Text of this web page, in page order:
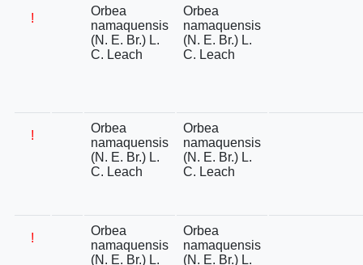
!
Orbea
namaquensis
(N. E. Br.) L.
C. Leach
Orbea
namaquensis
(N. E. Br.) L.
C. Leach
!
Orbea
namaquensis
(N. E. Br.) L.
C. Leach
Orbea
namaquensis
(N. E. Br.) L.
C. Leach
!
Orbea
namaquensis
(N. E. Br.) L.
Orbea
namaquensis
(N. E. Br.) L.